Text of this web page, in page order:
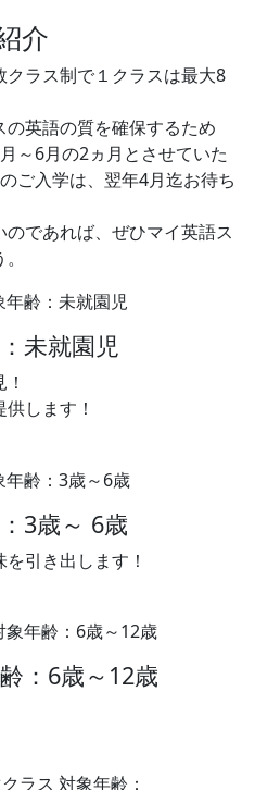
ラス制で１クラスは最大8
英語の質を確保するため
～6月の2ヵ月とさせていた
ご入学は、翌年4月迄お待ち
であれば、ぜひマイ英語ス
未就園児
します！
3歳～ 6歳
引き出します！
：6歳～12歳